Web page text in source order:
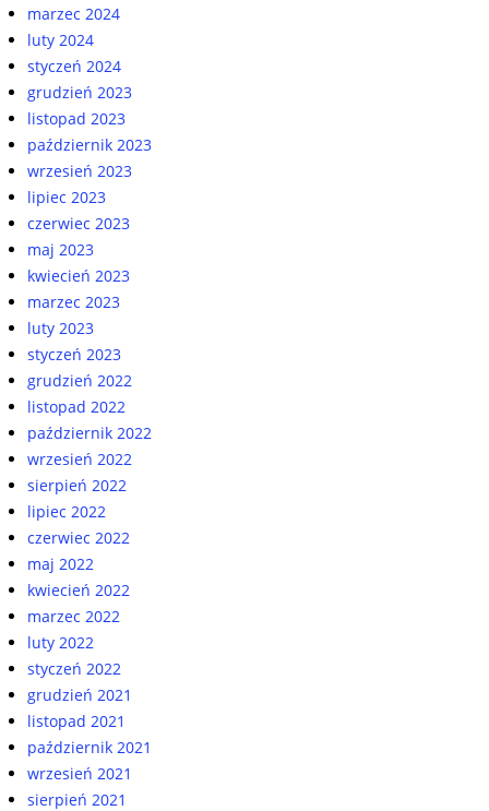
marzec 2024
luty 2024
styczeń 2024
grudzień 2023
listopad 2023
październik 2023
wrzesień 2023
lipiec 2023
czerwiec 2023
maj 2023
kwiecień 2023
marzec 2023
luty 2023
styczeń 2023
grudzień 2022
listopad 2022
październik 2022
wrzesień 2022
sierpień 2022
lipiec 2022
czerwiec 2022
maj 2022
kwiecień 2022
marzec 2022
luty 2022
styczeń 2022
grudzień 2021
listopad 2021
październik 2021
wrzesień 2021
sierpień 2021